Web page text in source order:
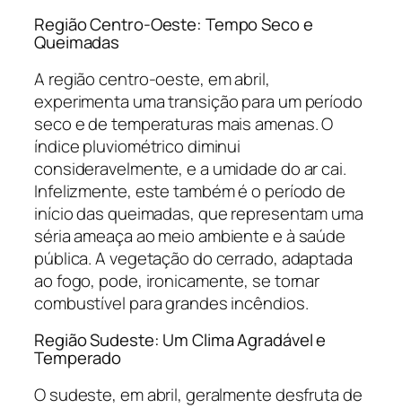
Região Centro-Oeste: Tempo Seco e
Queimadas
A região centro-oeste, em abril,
experimenta uma transição para um período
seco e de temperaturas mais amenas. O
índice pluviométrico diminui
consideravelmente, e a umidade do ar cai.
Infelizmente, este também é o período de
início das queimadas, que representam uma
séria ameaça ao meio ambiente e à saúde
pública. A vegetação do cerrado, adaptada
ao fogo, pode, ironicamente, se tornar
combustível para grandes incêndios.
Região Sudeste: Um Clima Agradável e
Temperado
O sudeste, em abril, geralmente desfruta de